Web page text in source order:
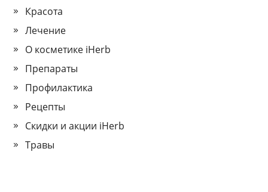
Красота
Лечение
О косметике iHerb
Препараты
Профилактика
Рецепты
Скидки и акции iHerb
Травы